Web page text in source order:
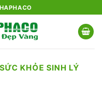
SỨC KHỎE SINH LÝ